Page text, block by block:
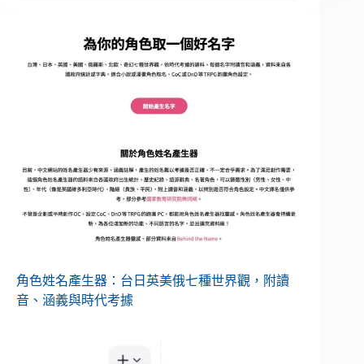
角色姓名產生器：台日英美俄七種世界觀，附讀
音、涵義與時代考據